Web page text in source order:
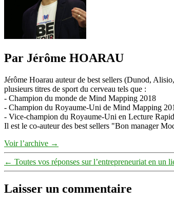
Par Jérôme HOARAU
Jérôme Hoarau auteur de best sellers (Dunod,
plusieurs titres de sport du cerveau tels que :
- Champion du monde de Mind Mapping 2018
- Champion du Royaume-Uni de Mind Mapping
- Vice-champion du Royaume-Uni en Lecture
Il est le co-auteur des best sellers "Bon manager
Voir l’archive →
← Toutes vos réponses sur l’entrepreneuriat en un
Laisser un commentaire